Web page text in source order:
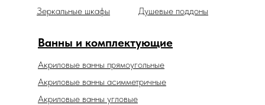
Ванны и комплектующие
Акриловые ванны прямоугольные
Зеркальные шкафы Душевые поддоны
Акриловые ванны асимметричные
Акриловые ванны угловые